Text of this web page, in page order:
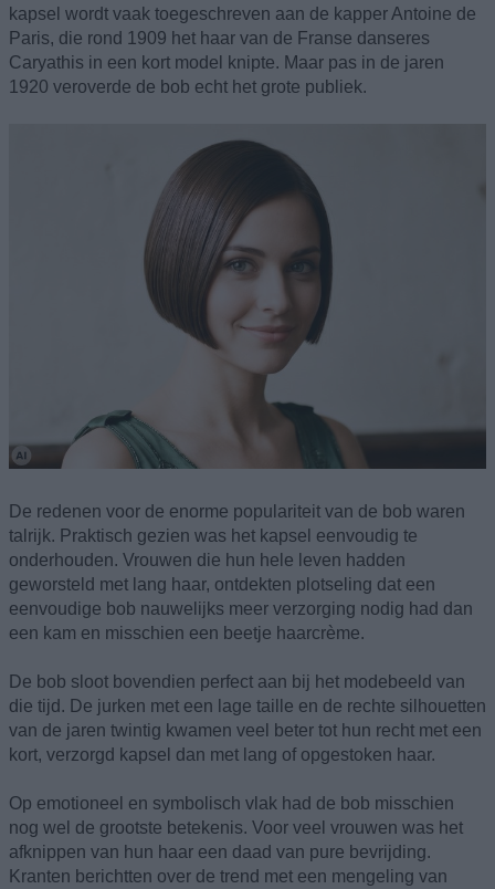
kapsel wordt vaak toegeschreven aan de kapper Antoine de
Paris, die rond 1909 het haar van de Franse danseres
Caryathis in een kort model knipte. Maar pas in de jaren
1920 veroverde de bob echt het grote publiek.
De redenen voor de enorme populariteit van de bob waren
talrijk. Praktisch gezien was het kapsel eenvoudig te
onderhouden. Vrouwen die hun hele leven hadden
geworsteld met lang haar, ontdekten plotseling dat een
eenvoudige bob nauwelijks meer verzorging nodig had dan
een kam en misschien een beetje haarcrème.
De bob sloot bovendien perfect aan bij het modebeeld van
die tijd. De jurken met een lage taille en de rechte silhouetten
van de jaren twintig kwamen veel beter tot hun recht met een
kort, verzorgd kapsel dan met lang of opgestoken haar.
Op emotioneel en symbolisch vlak had de bob misschien
nog wel de grootste betekenis. Voor veel vrouwen was het
afknippen van hun haar een daad van pure bevrijding.
Kranten berichtten over de trend met een mengeling van